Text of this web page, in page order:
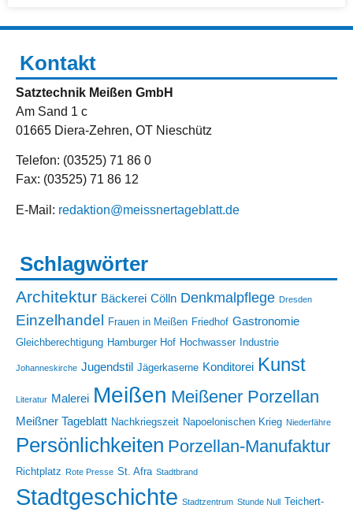
Kontakt
Satztechnik Meißen GmbH
Am Sand 1 c
01665 Diera-Zehren, OT Nieschütz
Telefon: (03525) 71 86 0
Fax: (03525) 71 86 12
E-Mail: redaktion@meissnertageblatt.de
Schlagwörter
Architektur Bäckerei Cölln Denkmalpflege Dresden
Einzelhandel Frauen in Meißen Friedhof Gastronomie
Gleichberechtigung Hamburger Hof Hochwasser Industrie
Johanneskirche Jugendstil Jägerkaserne Konditorei Kunst
Literatur Malerei Meißen Meißener Porzellan
Meißner Tageblatt Nachkriegszeit Napoelonischen Krieg Niederfähre
Persönlichkeiten Porzellan-Manufaktur
Richtplatz Rote Presse St. Afra Stadtbrand
Stadtgeschichte Stadtzentrum Stunde Null Teichert-